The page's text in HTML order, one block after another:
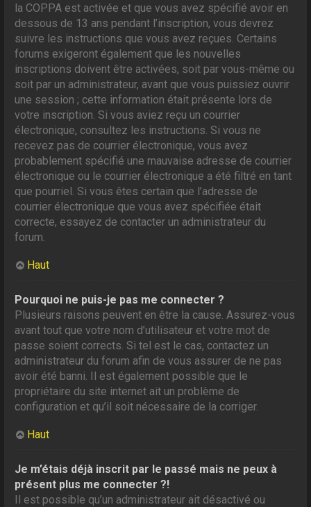
la COPPA est activée et que vous avez spécifié avoir en
dessous de 13 ans pendant l’inscription, vous devrez
suivre les instructions que vous avez reçues. Certains
forums exigeront également que les nouvelles
inscriptions doivent être activées, soit par vous-même ou
soit par un administrateur, avant que vous puissiez ouvrir
une session ; cette information était présente lors de
votre inscription. Si vous aviez reçu un courrier
électronique, consultez les instructions. Si vous ne
recevez pas de courrier électronique, vous avez
probablement spécifié une mauvaise adresse de courrier
électronique ou le courrier électronique a été filtré en tant
que pourriel. Si vous êtes certain que l’adresse de
courrier électronique que vous avez spécifiée était
correcte, essayez de contacter un administrateur du
forum.
Haut
Pourquoi ne puis-je pas me connecter ?
Plusieurs raisons peuvent en être la cause. Assurez-vous
avant tout que votre nom d’utilisateur et votre mot de
passe soient corrects. Si tel est le cas, contactez un
administrateur du forum afin de vous assurer de ne pas
avoir été banni. Il est également possible que le
propriétaire du site internet ait un problème de
configuration et qu’il soit nécessaire de la corriger.
Haut
Je m’étais déjà inscrit par le passé mais ne peux à
présent plus me connecter ?!
Il est possible qu’un administrateur ait désactivé ou